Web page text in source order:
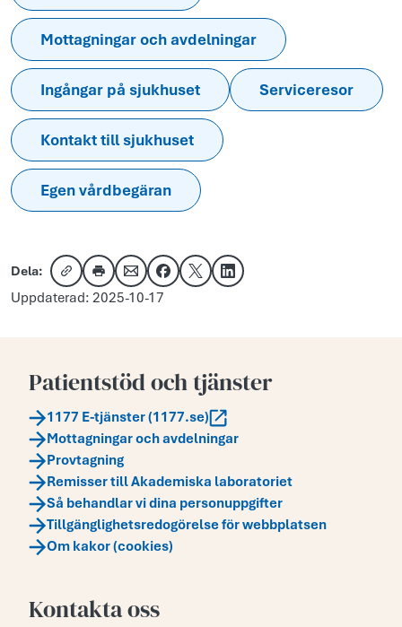
Mottagningar och avdelningar
Ingångar på sjukhuset Serviceresor
Kontakt till sjukhuset
Egen vårdbegäran
Dela:
Kopiera länk
Skriv utDela via e-post
Dela på Facebook
Dela på XDela på LinkedIn
Uppdaterad: 2025-10-17
Patientstöd och tjänster
1177 E-tjänster (1177.se)
Mottagningar och avdelningar
Provtagning
Remisser till Akademiska laboratoriet
Så behandlar vi dina personuppgifter
Tillgänglighetsredogörelse för webbplatsen
Om kakor (cookies)
Kontakta oss